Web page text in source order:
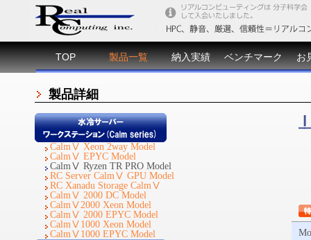
TOP 製品一覧 納入実績 ベンチマーク お
製品詳細
CalmⅤ Xeon 2way Model
CalmⅤ EPYC Model
CalmⅤ Ryzen TR PRO Model
RC Server CalmⅤ GPU Model
RC Xanadu Storage CalmⅤ
CalmⅤ 2000 DC Model
CalmⅤ2000 Xeon Model
CalmⅤ 2000 EPYC Model
CalmⅤ1000 Xeon Model
CalmⅤ1000 EPYC Model